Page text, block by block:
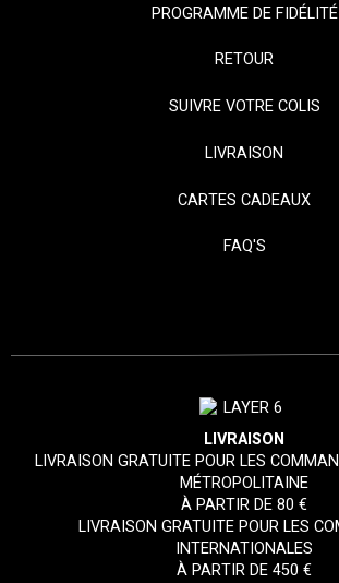
PROGRAMME DE FIDÉLITÉ
RETOUR
SUIVRE VOTRE COLIS
LIVRAISON
CARTES CADEAUX
FAQ'S
LIVRAISON
LIVRAISON GRATUITE POUR LES
MÉTROPOLITAINE
À PARTIR DE 80 €
LIVRAISON GRATUITE POUR LES
INTERNATIONALES
À PARTIR DE 450 €